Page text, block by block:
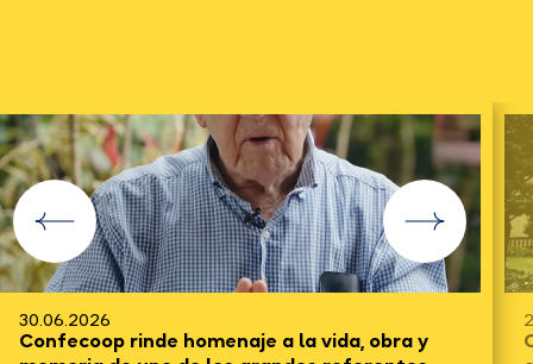
30.06.2026
Confecoop rinde homenaje a la vida, obra y